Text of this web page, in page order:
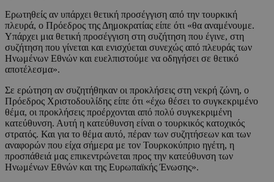
Ερωτηθείς αν υπάρχει θετική προσέγγιση από την τουρκική
πλευρά, ο Πρόεδρος της Δημοκρατίας είπε ότι «θα αναμένουμε.
Υπάρχει μια θετική προσέγγιση στη συζήτηση που έγινε, στη
συζήτηση που γίνεται και ενισχύεται συνεχώς από πλευράς των
Ηνωμένων Εθνών και ευελπιστούμε να οδηγήσει σε θετικό
αποτέλεσμα».
Σε ερώτηση αν συζητήθηκαν οι προκλήσεις στη νεκρή ζώνη, ο
Πρόεδρος Χριστοδουλίδης είπε ότι «έχω θέσει το συγκεκριμένο
θέμα, οι προκλήσεις προέρχονται από πολύ συγκεκριμένη
κατεύθυνση. Αυτή η κατεύθυνση είναι ο τουρκικός κατοχικός
στρατός. Και για το θέμα αυτό, πέραν των συζητήσεων και των
αναφορών που είχα σήμερα με τον Τουρκοκύπριο ηγέτη, η
προσπάθειά μας επικεντρώνεται προς την κατεύθυνση των
Ηνωμένων Εθνών και της Ευρωπαϊκής Ένωσης».